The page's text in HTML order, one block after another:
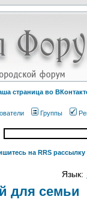
страница во
Группы
на RRS
Язык:
для семьи